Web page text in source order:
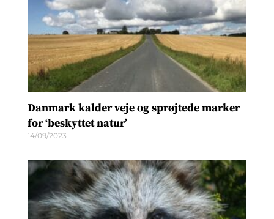
Danmark kalder veje og sprøjtede marker
for ‘beskyttet natur’
14/09/2023